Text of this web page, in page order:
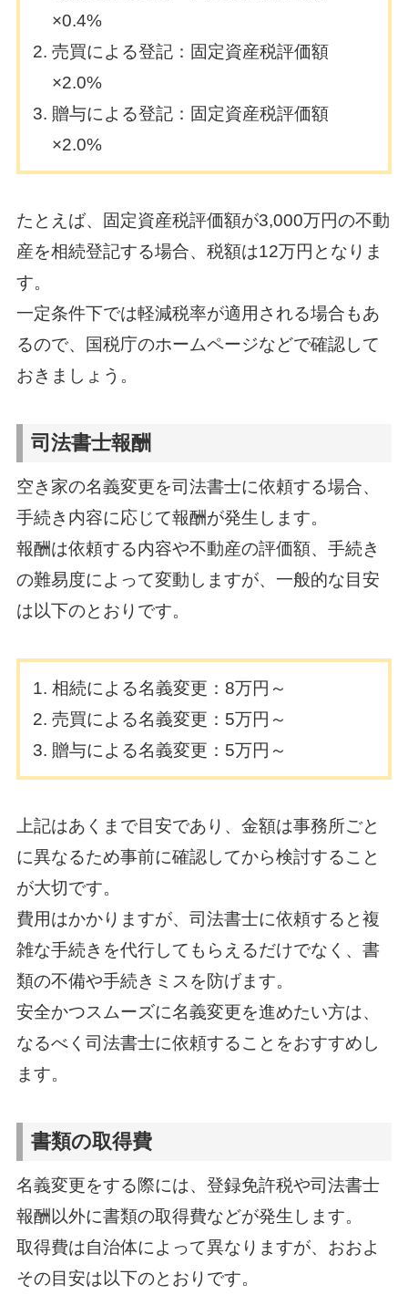
×0.4%
売買による登記：固定資産税評価額
×2.0%
贈与による登記：固定資産税評価額
×2.0%
たとえば、固定資産税評価額が3,000万円の不動
産を相続登記する場合、税額は12万円となりま
す。
一定条件下では軽減税率が適用される場合もあ
るので、国税庁のホームページなどで確認して
おきましょう。
司法書士報酬
空き家の名義変更を司法書士に依頼する場合、
手続き内容に応じて報酬が発生します。
報酬は依頼する内容や不動産の評価額、手続き
の難易度によって変動しますが、一般的な目安
は以下のとおりです。
相続による名義変更：8万円～
売買による名義変更：5万円～
贈与による名義変更：5万円～
上記はあくまで目安であり、金額は事務所ごと
に異なるため事前に確認してから検討すること
が大切です。
費用はかかりますが、司法書士に依頼すると複
雑な手続きを代行してもらえるだけでなく、書
類の不備や手続きミスを防げます。
安全かつスムーズに名義変更を進めたい方は、
なるべく司法書士に依頼することをおすすめし
ます。
書類の取得費
名義変更をする際には、登録免許税や司法書士
報酬以外に書類の取得費などが発生します。
取得費は自治体によって異なりますが、おおよ
その目安は以下のとおりです。